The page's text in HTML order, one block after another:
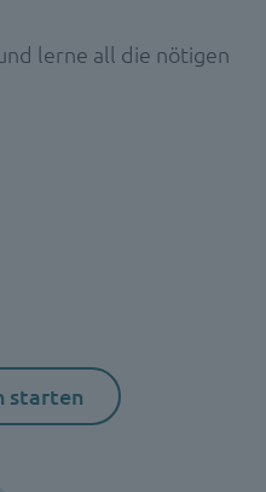
lerne all die nötigen
starten